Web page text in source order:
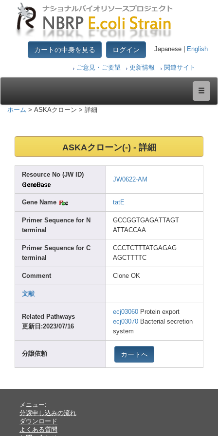
カートの中身を見る ログイン Japanese | English
ご意見・ご要望 更新情報 関連サイト
ホーム > ASKAクローン > 詳細
ASKAクローン(-) - 詳細
Resource No (JW ID)
JW0622-AM
Gene Name tatE
Primer Sequence for N
terminal
GCCGG TGAGA TTAGT
ATTACCAA
Primer Sequence for C
terminal
CCCTC TTTAT GAGAG
AGCTT
TTC
Comment Clone OK
文献
Related Pathways
更新日:2023/07/16
ecj03060 Protein export
ecj03070 Bacterial secretion
system
分譲依頼 カートへ
メニュー:
分譲申し込みの流れ
ダウンロード
よくある質問